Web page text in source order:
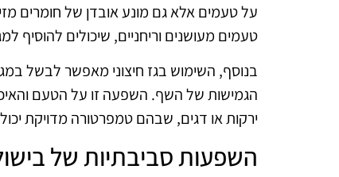
על טעמים אלא גם מונע אובדן של חומרים
טעמים מעושנים וריחניים, שיכולים להוסיף
בנוסף, השימוש בגז חיצוני מאפשר לבשל
הגמישות של השף. השפעה זו על הטעם
ירקות או דגים, שבהם טמפרטורה מדויקת
השפעות סביבתיות של